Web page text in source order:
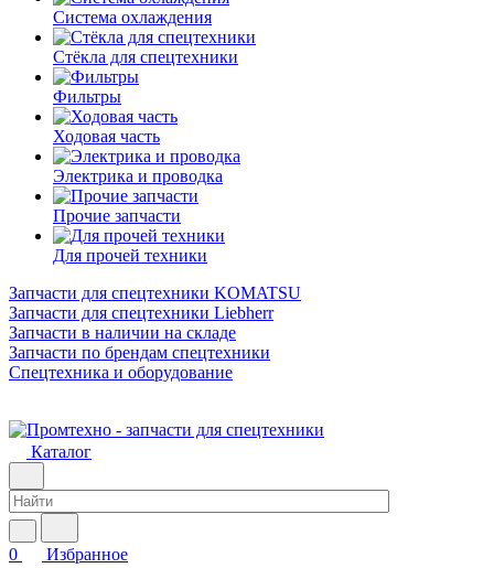
Система охлаждения
Стёкла для спецтехники
Фильтры
Ходовая часть
Электрика и проводка
Прочие запчасти
Для прочей техники
Запчасти для спецтехники KOMATSU
Запчасти для спецтехники Liebherr
Запчасти в наличии на складе
Запчасти по брендам спецтехники
Спецтехника и оборудование
Каталог
0
Избранное